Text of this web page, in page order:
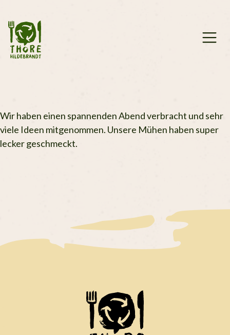
Inhalt
springen
Wir haben einen spannenden Abend verbracht und sehr
viele Ideen mitgenommen. Unsere Mühen haben super
lecker geschmeckt.